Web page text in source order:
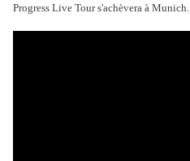
Progress Live Tour s'achèvera à Munich.